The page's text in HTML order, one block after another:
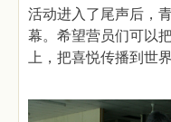
活动进入了尾声后，
幕。希望营员们可以
上，把喜悦传播到世